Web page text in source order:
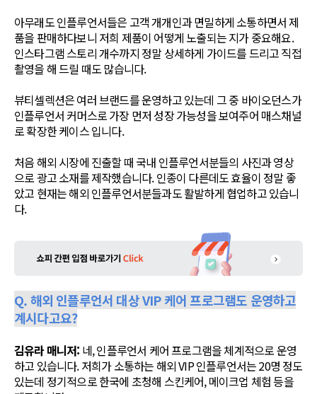
아무래도 인플루언서들은 고객 개개인과 면밀하게 소통하면서 제
품을 판매하다보니 저희 제품이 어떻게 노출되는 지가 중요해요.
인스타그램 스토리 개수까지 정말 상세하게 가이드를 드리고 직접
촬영을 해 드릴 때도 많습니다.
뷰티셀렉션은 여러 브랜드를 운영하고 있는데 그 중 바이오던스가
인플루언서 커머스로 가장 먼저 성장 가능성을 보여주어 매스채널
로 확장한 케이스 입니다.
처음 해외 시장에 진출할 때 국내 인플루언서분들의 사진과 영상
으로 광고 소재를 제작했습니다. 인종이 다른데도 효율이 정말 좋
았고 현재는 해외 인플루언서분들과도 활발하게 협업하고 있습니
다.
Q. 해외 인플루언서 대상 VIP 케어 프로그램도 운영하고
계시다고요?
김유라 매니저: 네, 인플루언서 케어 프로그램을 체계적으로 운영
하고 있습니다. 저희가 소통하는 해외 VIP 인플루언서는 20명 정도
있는데 정기적으로 한국에 초청해 스킨케어, 메이크업 체험 등을